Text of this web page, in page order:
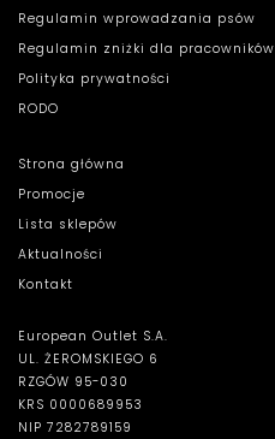
Regulamin wprowadzania psów
Regulamin zniżki dla pracowników
Polityka prywatności
RODO
Strona główna
Promocje
Lista sklepów
Aktualności
Kontakt
European Outlet S.A.
UL. ŻEROMSKIEGO 6
RZGÓW 95-030
KRS 0000689953
NIP 7282789159